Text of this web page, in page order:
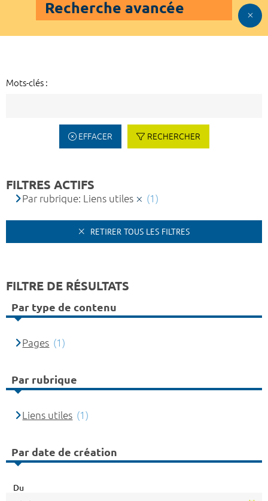
Recherche avancée
Mots-clés :
EFFACER RECHERCHER
FILTRES ACTIFS
Par rubrique: Liens utiles (1)
RETIRER TOUS LES FILTRES
FILTRE DE RÉSULTATS
Par type de contenu
Pages (1)
Par rubrique
Liens utiles (1)
Par date de création
Du